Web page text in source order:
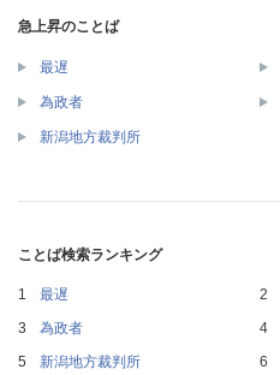
急上昇のことば
最遅
為政者
新潟地方裁判所
ことば検索ランキング
最遅
為政者
新潟地方裁判所